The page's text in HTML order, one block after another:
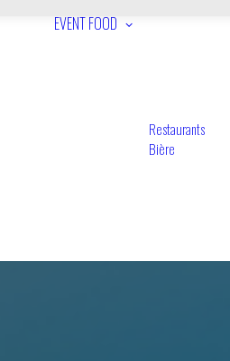
EVENTFOOD
Restaurants
Bière